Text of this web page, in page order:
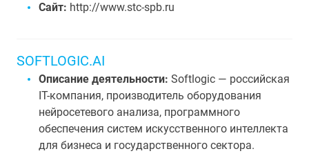
Сайт: http://www.stc-spb.ru
SOFTLOGIC.AI
Описание деятельности: Softlogic — российская
IT-компания, производитель оборудования
нейросетевого анализа, программного
обеспечения систем искусственного интеллекта
для бизнеса и государственного сектора.